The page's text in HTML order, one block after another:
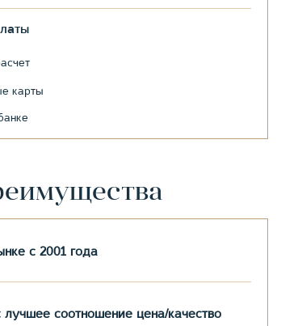
карты
с 2001 года
лучшее соотношение цена/качество